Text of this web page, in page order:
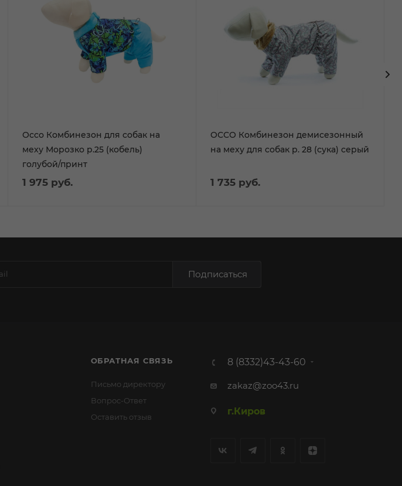
Оссо Комбинезон для собак на
меху Морозко р.25 (кобель)
голубой/принт
1 975 руб.
ОССО Комбинезон демисезонный
на меху для собак р. 28 (сука) серый
1 735 руб.
Подписаться
ОБРАТНАЯ СВЯЗЬ
Письмо директору
Вопрос-Ответ
Оставить отзыв
8 (8332)43-43-60
zakaz@zoo43.ru
г.Киров